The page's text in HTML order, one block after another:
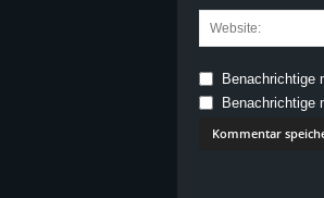
Benachrichtige
Benachrichtige